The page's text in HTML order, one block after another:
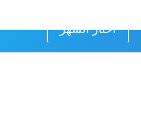
اختار الشهر
الاتصال الرابع من